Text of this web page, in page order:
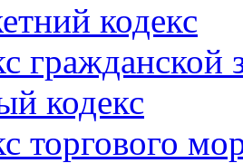
кодекс
гражданской
кодекс
торгового